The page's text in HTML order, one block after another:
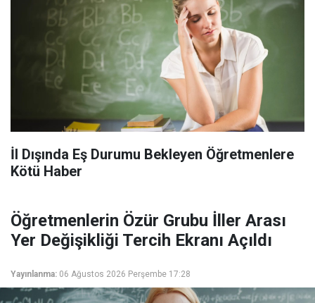
İl Dışında Eş Durumu Bekleyen Öğretmenlere
Kötü Haber
Öğretmenlerin Özür Grubu İller Arası
Yer Değişikliği Tercih Ekranı Açıldı
Yayınlanma: 06 Ağustos 2026 Perşembe 17:28